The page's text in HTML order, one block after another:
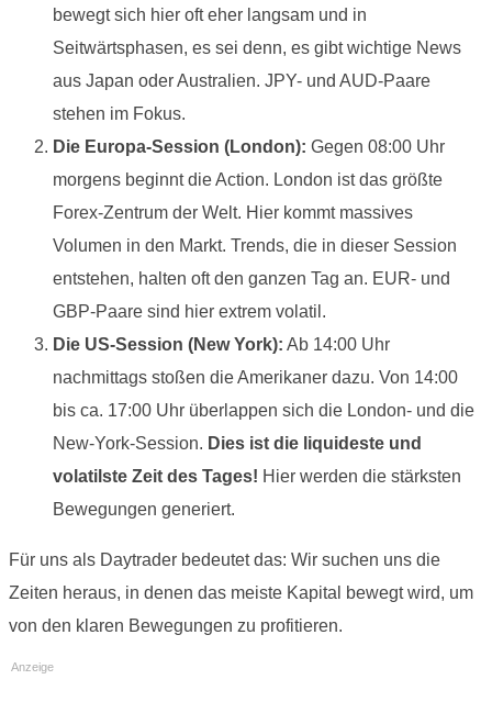
bewegt sich hier oft eher langsam und in
Seitwärtsphasen, es sei denn, es gibt wichtige News
aus Japan oder Australien. JPY- und AUD-Paare
stehen im Fokus.
Die Europa-Session (London): Gegen 08:00 Uhr
morgens beginnt die Action. London ist das größte
Forex-Zentrum der Welt. Hier kommt massives
Volumen in den Markt. Trends, die in dieser Session
entstehen, halten oft den ganzen Tag an. EUR- und
GBP-Paare sind hier extrem volatil.
Die US-Session (New York): Ab 14:00 Uhr
nachmittags stoßen die Amerikaner dazu. Von 14:00
bis ca. 17:00 Uhr überlappen sich die London- und die
New-York-Session. Dies ist die liquideste und
volatilste Zeit des Tages! Hier werden die stärksten
Bewegungen generiert.
Für uns als Daytrader bedeutet das: Wir suchen uns die
Zeiten heraus, in denen das meiste Kapital bewegt wird, um
von den klaren Bewegungen zu profitieren.
Anzeige